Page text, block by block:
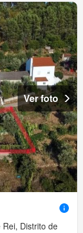
Ver foto
Distrito de